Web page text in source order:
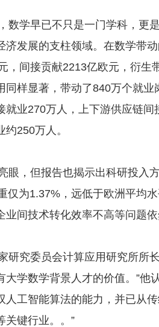
学早已不只是一门学科，更是
济发展的支柱领域。在数学带
，间接贡献2213亿欧元，衍生
同样显著，带动了840万个就
就业270万人，上下游供应链
250万人。
，但报告也揭示出科研投入方
仅为1.37%，远低于欧洲平均
业间技术转化效率不高等问题依
委员会计算应用研究所所长
大学数学背景人才的价值。”他
人工智能算法的能力，并已从
关键行业。。”